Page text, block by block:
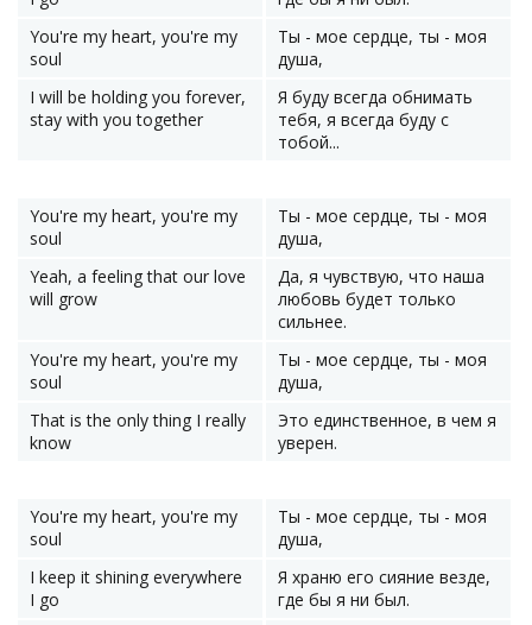
You're my heart, you're my
soul
Ты - мое сердце, ты - моя
душа,
I will be holding you forever,
stay with you together
Я буду всегда обнимать
тебя, я всегда буду с
тобой...
You're my heart, you're my
soul
Ты - мое сердце, ты - моя
душа,
Yeah, a feeling that our love
will grow
Да, я чувствую, что наша
любовь будет только
сильнее.
You're my heart, you're my
soul
Ты - мое сердце, ты - моя
душа,
That is the only thing I really
know
Это единственное, в чем я
уверен.
You're my heart, you're my
soul
Ты - мое сердце, ты - моя
душа,
I keep it shining everywhere
I go
Я храню его сияние везде,
где бы я ни был.